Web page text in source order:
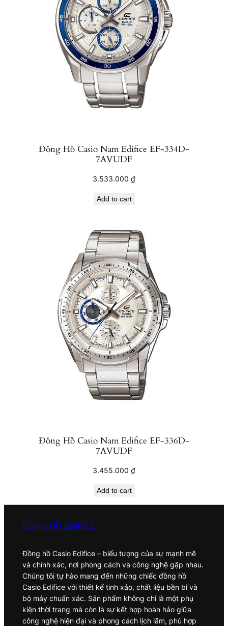
Đồng Hồ Casio Nam Edifice EF-334D-
7AVUDF
3.533.000 ₫
Add to cart
Đồng Hồ Casio Nam Edifice EF-336D-
7AVUDF
3.455.000 ₫
Add to cart
ĐỒNG HỒ EDIFICE
Đồng hồ Casio Edifice – biểu tượng của sự mạnh mẽ
và chính xác, nơi phong cách và công nghệ gặp nhau.
Chúng tôi tự hào mang đến những chiếc đồng hồ
Casio Edifice với thiết kế tinh xảo, chất liệu bền bỉ và
bộ máy chuẩn xác. Sản phẩm không chỉ là một phụ
kiện thời trang mà còn là sự kết hợp hoàn hảo giữa
công nghệ hiện đại và phong cách lịch lãm, phù hợp